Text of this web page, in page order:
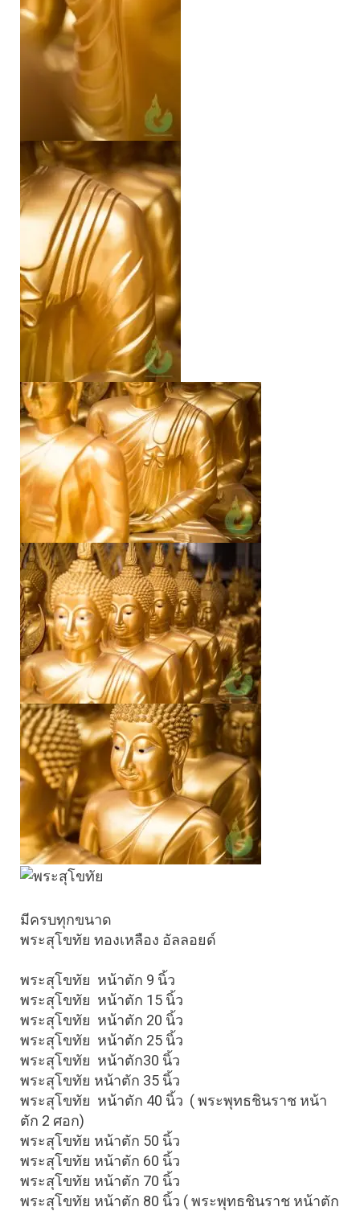
มีครบทุกขนาด
พระสุโขทัย ทองเหลือง อัลลอยด์
พระสุโขทัย  หน้าตัก 9 นิ้ว
พระสุโขทัย  หน้าตัก 15 นิ้ว
พระสุโขทัย  หน้าตัก 20 นิ้ว
พระสุโขทัย  หน้าตัก 25 นิ้ว
พระสุโขทัย  หน้าตัก30 นิ้ว
พระสุโขทัย หน้าตัก 35 นิ้ว
พระสุโขทัย  หน้าตัก 40 นิ้ว  ( พระพุทธชินราช หน้า
ตัก 2 ศอก)
พระสุโขทัย หน้าตัก 50 นิ้ว
พระสุโขทัย หน้าตัก 60 นิ้ว
พระสุโขทัย หน้าตัก 70 นิ้ว
พระสุโขทัย หน้าตัก 80 นิ้ว ( พระพุทธชินราช หน้าตัก